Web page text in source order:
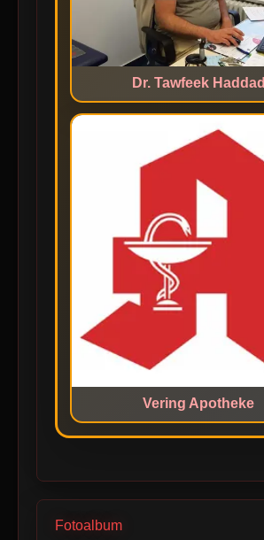
Dr. Tawfeek Haddad
Vering Apotheke
Fotoalbum